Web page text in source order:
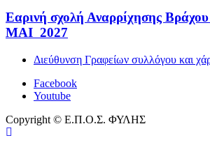
Εαρινή σχολή Αναρρίχησης
ΜΑΙ 2027
Διεύθυνση Γραφείων συλλόγου και
Facebook
Youtube
Copyright © Ε.Π.Ο.Σ. ΦΥΛΗΣ